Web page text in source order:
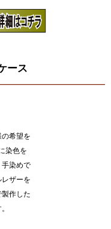
ース
希望を
染色を
手染めで
ザーを
作した